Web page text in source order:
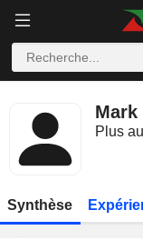
Mark
Plus
Synthèse